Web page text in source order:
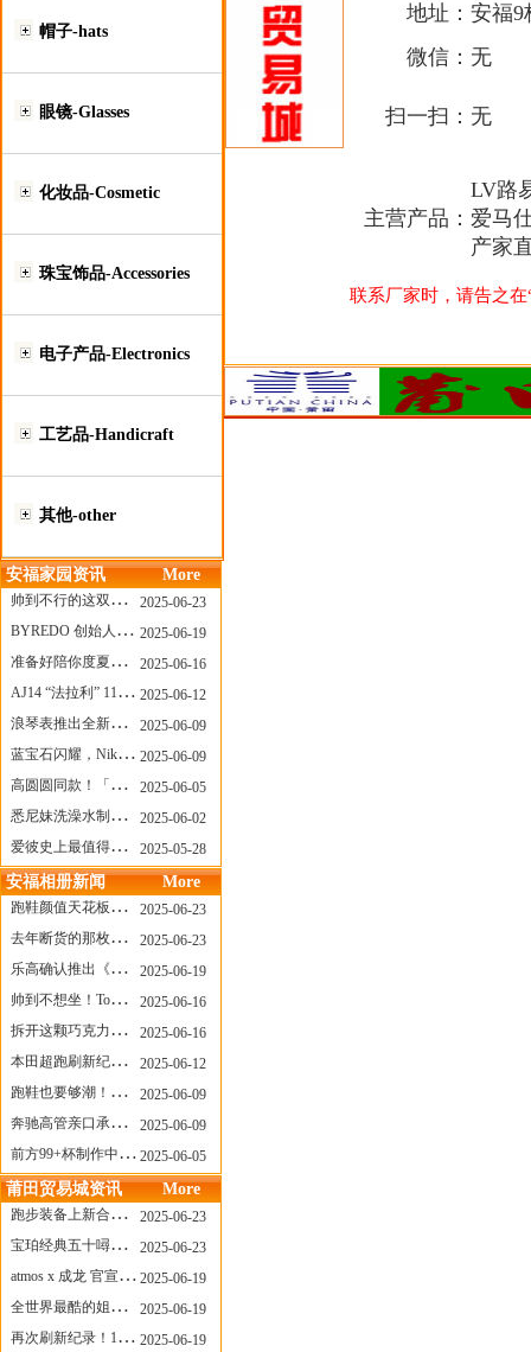
帽子-hats
眼镜-Glasses
化妆品-Cosmetic
珠宝饰品-Accessories
电子产品-Electronics
工艺品-Handicraft
其他-other
安福家园资讯 More
帅到不行的这双跑鞋，其实藏着Nike第一位签约跑者的故事
2025-06-23
BYREDO 创始人离任，也带走了那份灵魂感
2025-06-19
准备好陪你度夏，nanamica x Suicoke 新联名来了
2025-06-16
AJ14 “法拉利” 11年后回归，红色超跑气场全开
2025-06-12
浪琴表推出全新先行者系列祖鲁时间1925腕表
2025-06-09
蓝宝石闪耀，Nike Air Max DN8 华丽变身
2025-06-09
高圆圆同款！「赤足New Balance」新联名曝光，铺货了
2025-06-05
悉尼妹洗澡水制成肥皂开启售卖！男粉：这肥皂能吃吗？
2025-06-02
爱彼史上最值得看的大展！揭秘150年传奇制表背后
2025-05-28
安福相册新闻 More
跑鞋颜值天花板？日常也能帅一脸
2025-06-23
去年断货的那枚表， CASIO指环表又要发售了
2025-06-23
乐高确认推出《哥斯拉》积木，这设计也太酷了！
2025-06-19
帅到不想坐！Tom Sachs x Helinox 这把露营椅太炸了
2025-06-16
拆开这颗巧克力，居然是皮卡丘？
2025-06-16
本田超跑刷新纪录了！700万元成交价
2025-06-12
跑鞋也要够潮！昂跑 x Slam Jam 联名即将发售
2025-06-09
奔驰高管亲口承认：电动G级，完全失败了！
2025-06-09
前方99+杯制作中！「爷爷不泡茶」苹果狗、桃桃喵，今夏顶流潮饮！
2025-06-05
莆田贸易城资讯 More
跑步装备上新合集，最近有什么可以关注的呢？
2025-06-23
宝珀经典五十噚家族再添新员 适配所有腕围的38mm小表径腕表亮相
2025-06-23
atmos x 成龙 官宣，《警察故事》联名短袖公布！
2025-06-19
全世界最酷的姐姐，和Nike联名的鞋要来了！
2025-06-19
再次刷新纪录！14只 LABUBU 共拍出240万元
2025-06-19
地址： 安福9
微信： 无
扫一扫： 无
主营产品：
LV路
爱马
产家
联系厂家时，请告之